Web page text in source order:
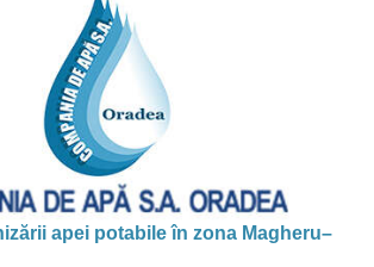
apei potabile în zona Magheru–